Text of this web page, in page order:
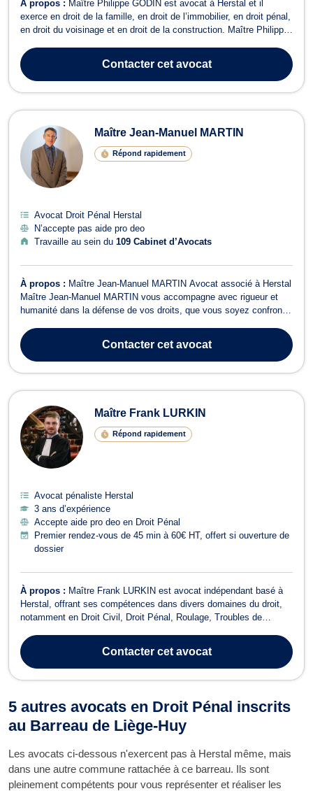
À propos : Maître Philippe GODIN est avocat à Herstal et il
exerce en droit de la famille, en droit de l’immobilier, en droit pénal,
en droit du voisinage et en droit de la construction. Maître Philippe
contentieux ou à l’amiable et en matière de cohabitation légale
ou...
Contactercet avocat
Maître Jean-Manuel MARTIN
Répond rapidement
Avocat Droit Pénal Herstal
N’accepte pas aide pro deo
Travaille au sein du 109 Cabinet d’Avocats
À propos : Maître Jean-Manuel MARTIN Avocat associé à Herstal
Maître Jean-Manuel MARTIN vous accompagne avec rigueur et
humanité dans la défense de vos droits, que vous soyez confronté
d’intervention : Dommage corporel & responsabilité civile :
accidents, agressions,...Contactercet avocat
Maître Frank LURKIN
Répond rapidement
Avocat pénaliste Herstal
3 ans d’expérience
Accepte aide pro deo en Droit Pénal
Premier rendez-vous de 45 min à 60€ HT, offert si ouverture de
dossier
À propos : Maître Frank LURKIN est avocat indépendant basé à
Herstal, offrant ses compétences dans divers domaines du droit,
notamment en Droit Civil, Droit Pénal, Roulage, Troubles de
Assurances. En tant qu'avocat dynamique et réactif, Maître
LURKIN s'engage à fournir u...
Contactercet avocat
5 autres avocats en Droit Pénal inscrits
au Barreau de Liège-Huy
Les avocats ci-dessous n'exercent pas à Herstal même, mais
dans une autre commune rattachée à ce barreau. Ils sont
pleinement compétents pour vous représenter et réaliser les